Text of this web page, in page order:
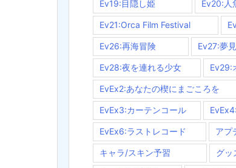
Ev19:目隠し姫 Ev20:人
Ev21:Orca Film Festival
Ev26:再海冒険 Ev27:夢
Ev28:夜を連れる少女 Ev29:
EvEx2:あなたの楔にまごころを
EvEx3:カーテンコール
EvEx6:ラストレコード アプ
キャラ/スキン予習 グッ